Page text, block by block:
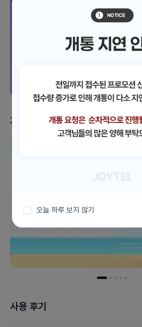
조이 음성자유 7GB
문자 100건
월 3,300원/ 평생할인
사용 후기
지금 받을 수 있는 혜택
오늘 하루 보지 않기